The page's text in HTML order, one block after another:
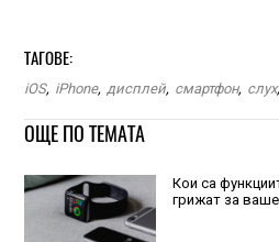
ТАГОВЕ:
iOS, iPhone, дисплей, смартфон, слух,
ОЩЕ ПО ТЕМАТА
Кои са
грижат за